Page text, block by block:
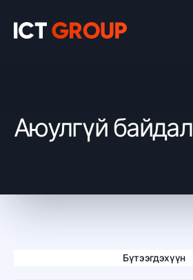
Аюулгүй байдал
Бүтээгдэхүүн